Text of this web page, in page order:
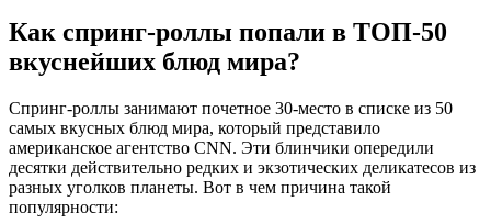
Как спринг-роллы попали в ТОП-50
вкуснейших блюд мира?
Спринг-роллы занимают почетное 30-место в списке из 50
самых вкусных блюд мира, который представило
американское агентство CNN. Эти блинчики опередили
десятки действительно редких и экзотических деликатесов из
разных уголков планеты. Вот в чем причина такой
популярности: